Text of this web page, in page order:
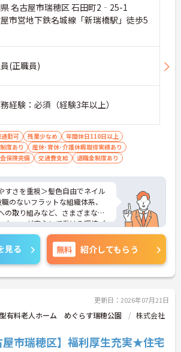
名古屋市瑞穂区 石田町2‐25-1
市営地下鉄名城線「新瑞橋駅」徒歩5
(正職員)
経験：必須（経験3年以上）
通勤可 残業少なめ
年間休日110日以上
度あり
産休･育休･介護休暇取得実績あり
保険完備 交通費支給 退職金制度あり
すさを重視＞髪色自由でネイル
のないフラットな組織体系、
の取り組みなど、さまざまな制
タッフが安心して働ける環境づ
います。
わせた勤務形態＞夜勤ありの
従、夜勤専従といったさまざま
ている法人です。
がらのお仕事＞一人ひとりが主
など、チームとしてしっかりと
々の業務に努められています。
、面接対策ポイント等、さらに
のでお気軽にご相談ください！
見る 無料 紹介してもらう
更新日：2026年07月21日
有料老人ホーム めぐらす瑞穂公園
株式会社
屋市瑞穂区】福利厚生充実★住宅